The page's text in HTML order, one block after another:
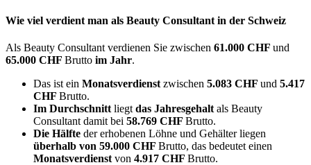
Wie viel verdient man als Beauty Consultant in der Schweiz
Als Beauty Consultant verdienen Sie zwischen 61.000 CHF und
65.000 CHF Brutto im Jahr.
Das ist ein Monatsverdienst zwischen 5.083 CHF und 5.417
CHF Brutto.
Im Durchschnitt liegt das Jahresgehalt als Beauty
Consultant damit bei 58.769 CHF Brutto.
Die Hälfte der erhobenen Löhne und Gehälter liegen
überhalb von 59.000 CHF Brutto, das bedeutet einen
Monatsverdienst von 4.917 CHF Brutto.